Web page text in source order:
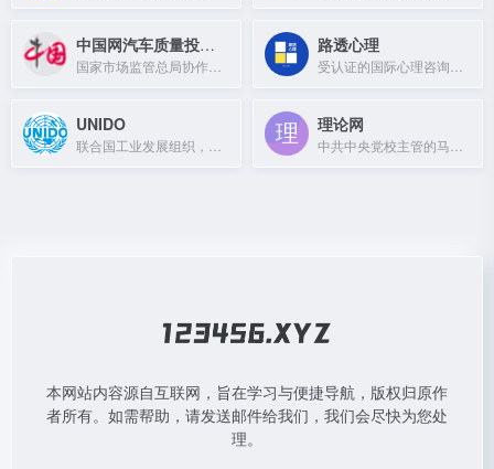
中国网汽车质量投诉平台 路透心理
UNIDO 理论网
本网站内容源自互联网，旨在学习与便捷导航，版权归原作
者所有。如需帮助，请发送邮件给我们，我们会尽快为您处
理。